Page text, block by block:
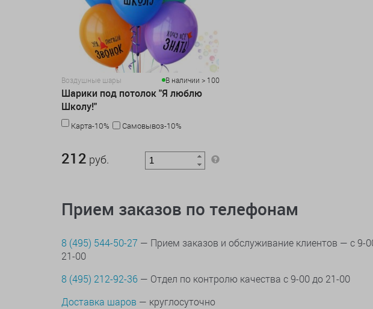
Воздушные шары В наличии > 100
Шарики под потолок "Я люблю
Школу!"
Карта-10%
Самовывоз-10%
212 руб.
Прием заказов по телефонам
8 (495) 544-50-27 — Прием заказов и обслуживание клиентов — с 9-
21-00
8 (495) 212-92-36 — Отдел по контролю качества с 9-00 до 21-00
Доставка шаров — круглосуточно